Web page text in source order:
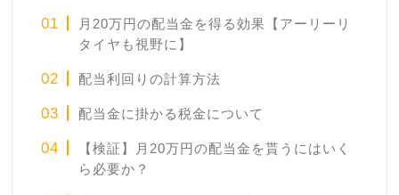
月20万円の配当金を得る効果【アーリーリ
タイヤも視野に】
配当利回りの計算方法
配当金に掛かる税金について
【検証】月20万円の配当金を貰うにはいく
ら必要か？